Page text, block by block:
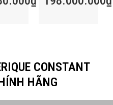
CONSTANT
HÃNG